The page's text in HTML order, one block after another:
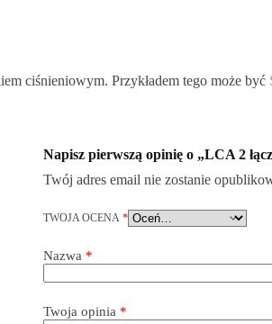
ciśnieniowym. Przykładem tego może być
Napisz pierwszą opinię o „LCA 2
Twój adres email nie zostanie
TWOJA OCENA *
Nazwa *
Twoja opinia *